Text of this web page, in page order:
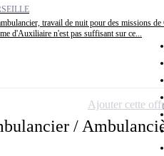
travail de nuit pour des missions
d'Auxiliaire n'est pas suffisant sur ce...
/
Ajouter cette